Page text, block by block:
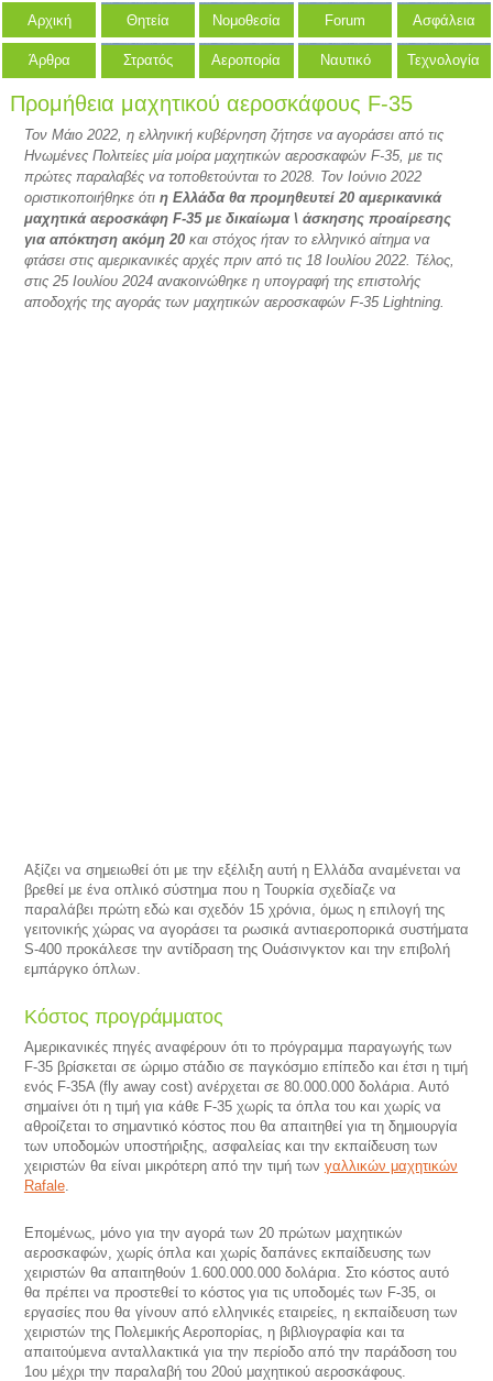
Αρχική Θητεία Νομοθεσία Forum Ασφάλεια
Άρθρα Στρατός Αεροπορία Ναυτικό Τεχνολογία
Προμήθεια μαχητικού αεροσκάφους F-35
Τον Μάιο 2022, η ελληνική κυβέρνηση ζήτησε να αγοράσει από τις
Ηνωμένες Πολιτείες μία μοίρα μαχητικών αεροσκαφών F-35, με τις
πρώτες παραλαβές να τοποθετούνται το 2028. Τον Ιούνιο 2022
οριστικοποιήθηκε ότι η Ελλάδα θα προμηθευτεί 20 αμερικανικά
μαχητικά αεροσκάφη F-35 με δικαίωμα \ άσκησης προαίρεσης
για απόκτηση ακόμη 20και στόχος ήταν το ελληνικό αίτημα να
φτάσει στις αμερικανικές αρχές πριν από τις 18 Ιουλίου 2022. Τέλος,
στις 25 Ιουλίου 2024 ανακοινώθηκε η υπογραφή της επιστολής
αποδοχής της αγοράς των μαχητικών αεροσκαφών F-35 Lightning.
Αξίζει να σημειωθεί ότι με την εξέλιξη αυτή η Ελλάδα αναμένεται να
βρεθεί με ένα οπλικό σύστημα που η Τουρκία σχεδίαζε να
παραλάβει πρώτη εδώ και σχεδόν 15 χρόνια, όμως η επιλογή της
γειτονικής χώρας να αγοράσει τα ρωσικά αντιαεροπορικά συστήματα
S-400 προκάλεσε την αντίδραση της Ουάσινγκτον και την επιβολή
εμπάργκο όπλων.
Κόστος προγράμματος
Αμερικανικές πηγές αναφέρουν ότι το πρόγραμμα παραγωγής των
F-35 βρίσκεται σε ώριμο στάδιο σε παγκόσμιο επίπεδο και έτσι η τιμή
ενός F-35A (fly away cost) ανέρχεται σε 80.000.000 δολάρια. Αυτό
σημαίνει ότι η τιμή για κάθε F-35 χωρίς τα όπλα του και χωρίς να
αθροίζεται το σημαντικό κόστος που θα απαιτηθεί για τη δημιουργία
των υποδομών υποστήριξης, ασφαλείας και την εκπαίδευση των
χειριστών θα είναι μικρότερη από την τιμή των γαλλικών μαχητικών
Rafale.
Επομένως, μόνο για την αγορά των 20 πρώτων μαχητικών
αεροσκαφών, χωρίς όπλα και χωρίς δαπάνες εκπαίδευσης των
χειριστών θα απαιτηθούν 1.600.000.000 δολάρια. Στο κόστος αυτό
θα πρέπει να προστεθεί το κόστος για τις υποδομές των F-35, οι
εργασίες που θα γίνουν από ελληνικές εταιρείες, η εκπαίδευση των
χειριστών της Πολεμικής Αεροπορίας, η βιβλιογραφία και τα
απαιτούμενα ανταλλακτικά για την περίοδο από την παράδοση του
1ου μέχρι την παραλαβή του 20ού μαχητικού αεροσκάφους.